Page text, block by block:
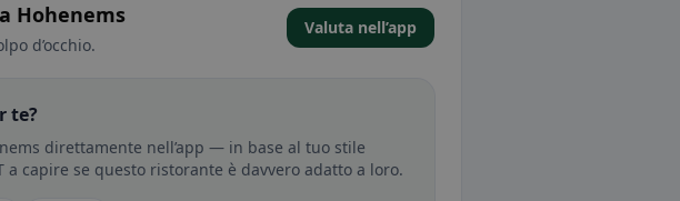
Hohenems
d’occhio.
Valuta nell’app
te?
direttamente nell’app — in base al tuo stile
capire se questo ristorante è davvero adatto a loro.